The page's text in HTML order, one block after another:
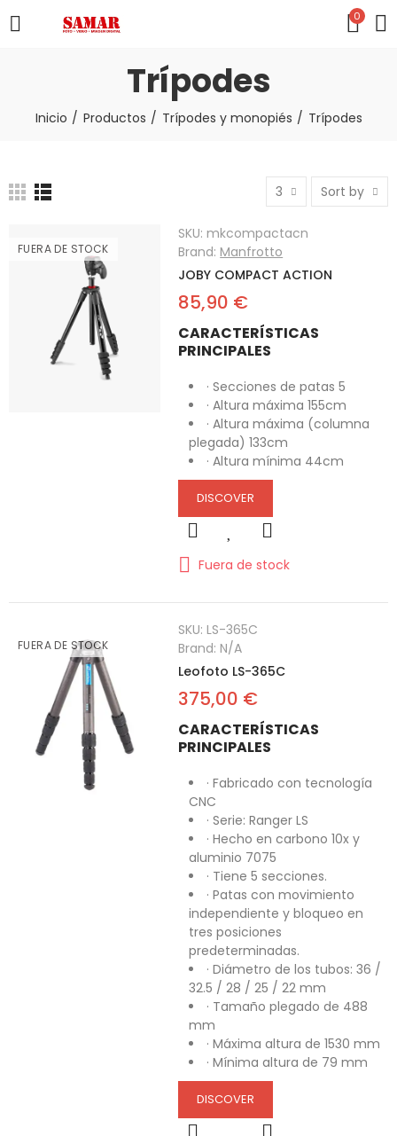
0
Trípodes
Inicio Productos Trípodes y monopiés Trípodes
3 Sort by
FUERA DE STOCK
SKU:mkcompactacn
Brand:Manfrotto
JOBY COMPACT ACTION
85,90 €
CARACTERÍSTICAS
PRINCIPALES
· Secciones de patas 5
· Altura máxima 155cm
· Altura máxima (columna
plegada) 133cm
· Altura mínima 44cm
DISCOVER
Fuera de stock
FUERA DE STOCK
SKU:LS-365C
Brand:N/A
Leofoto LS-365C
375,00 €
CARACTERÍSTICAS
PRINCIPALES
· Fabricado con tecnología
CNC
· Serie: Ranger LS
· Hecho en carbono 10x y
aluminio 7075
· Tiene 5 secciones.
· Patas con movimiento
independiente y bloqueo en
tres posiciones
predeterminadas.
· Diámetro de los tubos: 36 /
32.5 / 28 / 25 / 22 mm
· Tamaño plegado de 488
mm
· Máxima altura de 1530 mm
· Mínima altura de 79 mm
DISCOVER